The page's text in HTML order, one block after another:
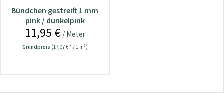
Bündchen gestreift 1 mm
pink / dunkelpink
11,95 €/ Meter
Grundpreis (17,07 € * / 1 m²)